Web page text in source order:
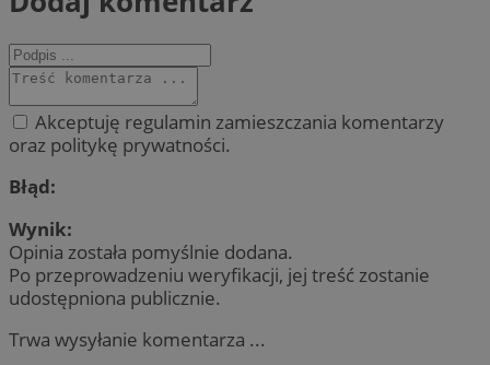
Akceptuję regulamin zamieszczania komentarzy
oraz politykę prywatności.
Błąd:
Wynik:
Opinia została pomyślnie dodana.
Po przeprowadzeniu weryfikacji, jej treść zostanie
udostępniona publicznie.
Trwa wysyłanie komentarza ...